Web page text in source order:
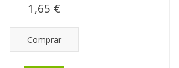
1,65 €
Comprar